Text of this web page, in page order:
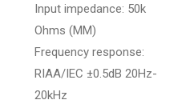
Input impedance: 50k
Ohms (MM)
Frequency response:
RIAA/IEC ±0.5dB 20Hz-
20kHz